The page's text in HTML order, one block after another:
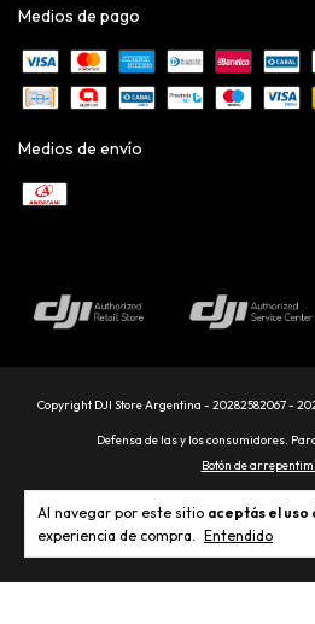
Al navegar por este sitio aceptás el uso
experiencia de compra. Entendido
Medios de pago
Medios de envío
Copyright DJI Store Argentina - 20282582067 -
Defensa de las y los consumidores.
Botón de